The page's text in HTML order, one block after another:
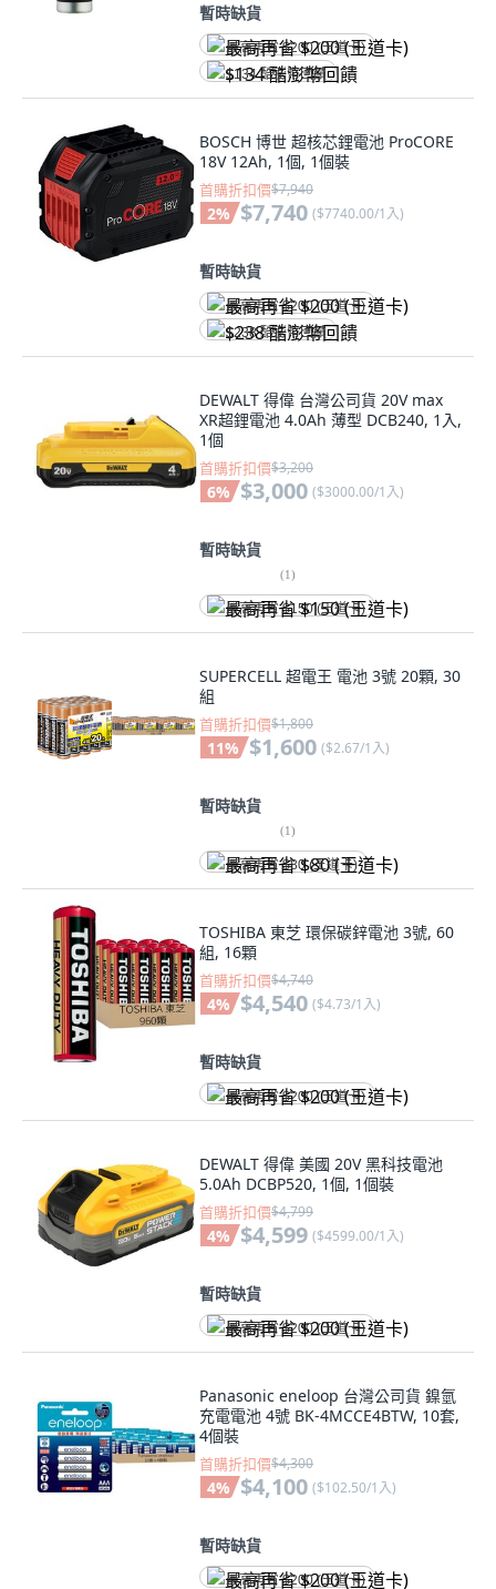
暫時缺貨
最高再省 $200 (王道卡)
$134 酷澎幣回饋
BOSCH 博世 超核芯鋰電池 ProCORE
18V 12Ah, 1個, 1個裝
首購折扣價$7,940
2% $7,740 ($7740.00/1入)
暫時缺貨
最高再省 $200 (王道卡)
$238 酷澎幣回饋
DEWALT 得偉 台灣公司貨 20V max
XR超鋰電池 4.0Ah 薄型 DCB240, 1入,
1個
首購折扣價$3,200
6% $3,000 ($3000.00/1入)
暫時缺貨
(1)
最高再省 $150 (王道卡)
SUPERCELL 超電王 電池 3號 20顆, 30
組
首購折扣價$1,800
11% $1,600 ($2.67/1入)
暫時缺貨
(1)
最高再省 $80 (王道卡)
TOSHIBA 東芝 環保碳鋅電池 3號, 60
組, 16顆
首購折扣價$4,740
4% $4,540 ($4.73/1入)
暫時缺貨
最高再省 $200 (王道卡)
DEWALT 得偉 美國 20V 黑科技電池
5.0Ah DCBP520, 1個, 1個裝
首購折扣價$4,799
4% $4,599 ($4599.00/1入)
暫時缺貨
最高再省 $200 (王道卡)
Panasonic eneloop 台灣公司貨 鎳氫
充電電池 4號 BK-4MCCE4BTW, 10套,
4個裝
首購折扣價$4,300
4% $4,100 ($102.50/1入)
暫時缺貨
最高再省 $200 (王道卡)